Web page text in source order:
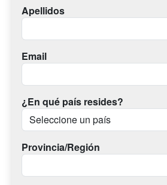
Apellidos
Email
¿En qué país resides?
Provincia/Región